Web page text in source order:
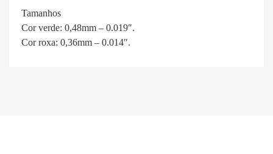
Tamanhos
Cor verde: 0,48mm – 0.019″.
Cor roxa: 0,36mm – 0.014″.